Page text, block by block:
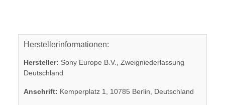
Herstellerinformationen:
Hersteller: Sony Europe B.V., Zweigniederlassung
Deutschland
Anschrift: Kemperplatz 1, 10785 Berlin, Deutschland